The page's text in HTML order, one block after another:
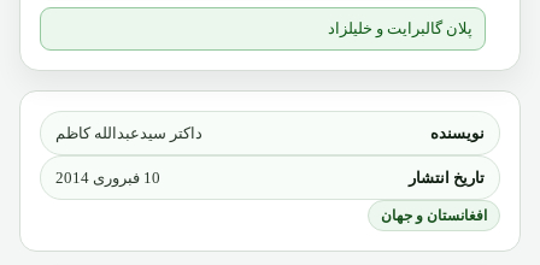
نویسنده داکتر سیدعبدالله کاظم
تاریخ انتشار 10 فبروری 2014
افغانستان و جهان
پلان گالبرایت و خلیلزاد